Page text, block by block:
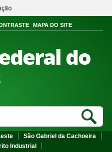
MAPA DO SITE
do
São Gabriel da Cachoeira
Industrial